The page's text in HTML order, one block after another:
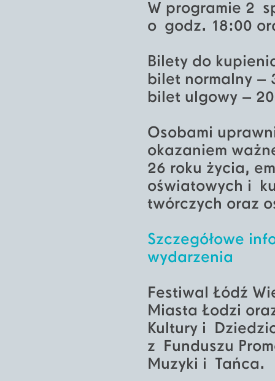
W programie 2
o godz. 18:00
Bilety do
bilet normalny –
bilet ulgowy – 20
Osobami
okazaniem
26 roku życia,
oświatowych i
twórczych oraz
Szczegółowe
wydarzenia
Festiwal Łódź
Miasta Łodzi
Kultury i
z Funduszu
Muzyki i Tańca.